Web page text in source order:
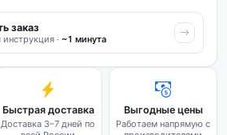
заказ
· ~1 минута
Быстрая доставка
Доставка 3–7 дней по
Выгодные цены
Работаем напрямую с